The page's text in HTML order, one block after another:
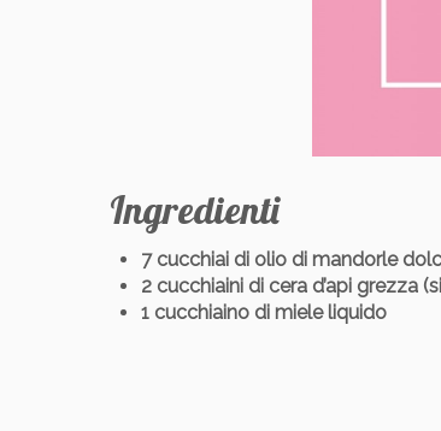
Ingredienti
7 cucchiai di olio di mandorle
2 cucchiaini di cera d’api grezza
1 cucchiaino di miele liquido